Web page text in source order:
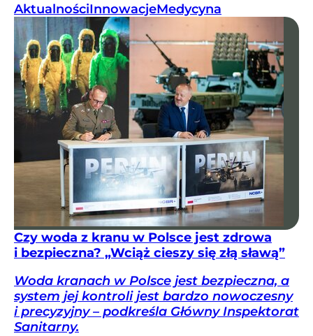
AktualnościInnowacjeMedycyna
Czy woda z kranu w Polsce jest zdrowa
i bezpieczna? „Wciąż cieszy się złą sławą”
Woda kranach w Polsce jest bezpieczna, a
system jej kontroli jest bardzo nowoczesny
i precyzyjny – podkreśla Główny Inspektorat
Sanitarny.